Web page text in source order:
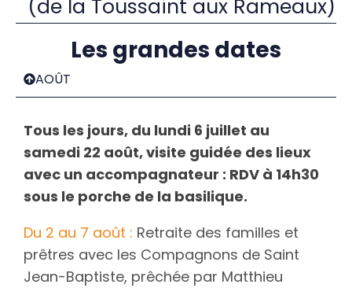
(de la Toussaint aux Rameaux)
Les grandes dates
AOÛT
Tous les jours, du lundi 6 juillet au
samedi 22 août, visite guidée des lieux
avec un accompagnateur : RDV à 14h30
sous le porche de la basilique.
Du 2 au 7 août : Retraite des familles et
prêtres avec les Compagnons de Saint
Jean-Baptiste, prêchée par Matthieu